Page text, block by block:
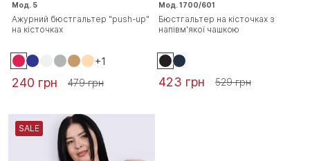
Мод. 5
Ажурний бюстгальтер "push-up"
на кісточках
+1
240 грн 479 грн
Мод. 1700/601
Бюстгальтер на кісточках з
напівм'якої чашкою
423 грн 529 грн
SALE